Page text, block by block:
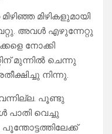
മിഴികളുമായി
അവൾ എഴുന്നേറ്റു
നോക്കി
മുന്നിൽ ചെന്നു
നിന്നു.
വന്നില്ല. പൂണ്ടു
വെച്ചു